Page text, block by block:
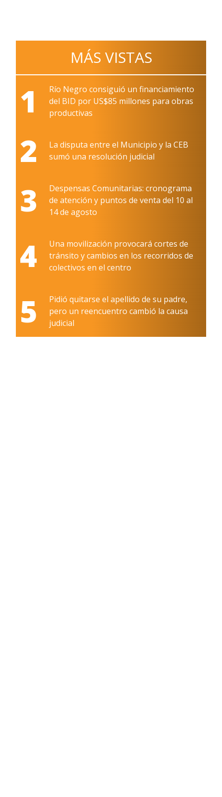
MÁS VISTAS
1
Río Negro consiguió un financiamiento
del BID por US$85 millones para obras
productivas
2
La disputa entre el Municipio y la CEB
sumó una resolución judicial
3
Despensas Comunitarias: cronograma
de atención y puntos de venta del 10 al
14 de agosto
4
Una movilización provocará cortes de
tránsito y cambios en los recorridos de
colectivos en el centro
5
Pidió quitarse el apellido de su padre,
pero un reencuentro cambió la causa
judicial